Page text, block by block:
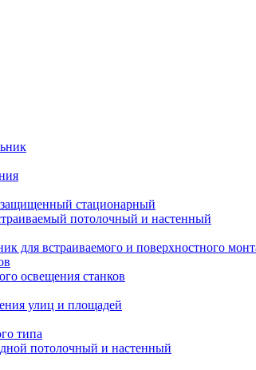
стационарный
потолочный и настенный
для встраиваемого и поверхностного
освещения станков
улиц и площадей
типа
потолочный и настенный